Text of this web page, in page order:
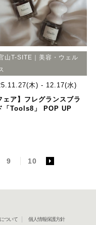
山T-SITE｜美容・ウェル
木) - 12.17(水)
ェア】フレグランスブラ
「Tools8」 POP UP
9 10
ついて 個人情報保護方針